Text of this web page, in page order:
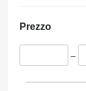
Prezzo
–